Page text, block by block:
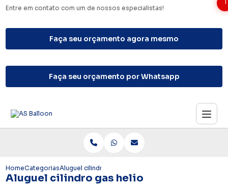
Entre em contato com um de nossos especialistas!
Faça seu orçamento agora mesmo
Faça seu orçamento por Whatsapp
HomeCategoriasAluguel cilindro gas helio
Aluguel cilindro gas helio